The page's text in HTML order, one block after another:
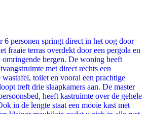
personen springt direct in het oog door
fraaie terras overdekt door een pergola en
bergen. De woning heeft
met direct rechts een
wastafel, toilet en vooral een prachtige
treft drie slaapkamers aan. De master
heeft kastruimte over de gehele
in de lengte staat een mooie kast met